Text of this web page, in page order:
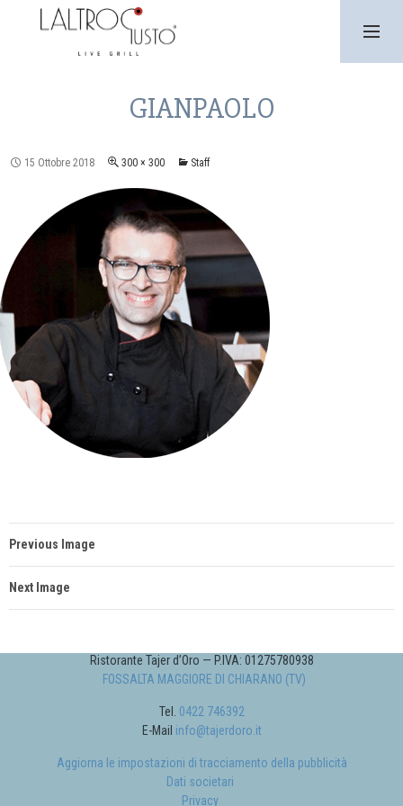
GIANPAOLO
15 Ottobre 2018 300 × 300 Staff
Previous Image
Next Image
Ristorante Tajer d’Oro — P.IVA: 01275780938
FOSSALTA MAGGIORE DI CHIARANO (TV)
Tel. 0422 746392
E-Mail info@tajerdoro.it
Aggiorna le impostazioni di tracciamento della pubblicità
Dati societari
Privacy